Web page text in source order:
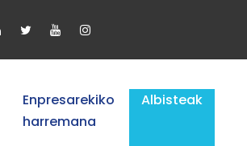
Enpresarekiko
harremana
Albisteak